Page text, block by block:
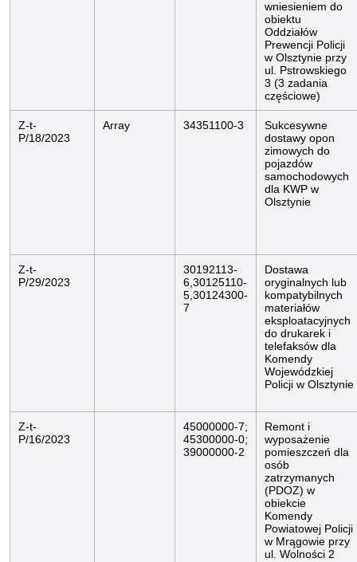
wniesieniem do
obiektu
Oddziałów
Prewencji Policji
w Olsztynie przy
ul. Pstrowskiego
3 (3 zadania
częściowe)
Z-t-
P/18/2023
Array 34351100-3
Sukcesywne
dostawy opon
zimowych do
pojazdów
samochodowych
dla KWP w
Olsztynie
Z-t-
P/29/2023
30192113-
6,30125110-
5,30124300-
7
Dostawa
oryginalnych lub
kompatybilnych
materiałów
eksploatacyjnych
do drukarek i
telefaksów dla
Komendy
Wojewódzkiej
Policji w Olsztynie
Z-t-
P/16/2023
45000000-7;
45300000-0;
39000000-2
Remont i
wyposażenie
pomieszczeń dla
osób
zatrzymanych
(PDOZ) w
obiekcie
Komendy
Powiatowej Policji
w Mrągowie przy
ul. Wolności 2